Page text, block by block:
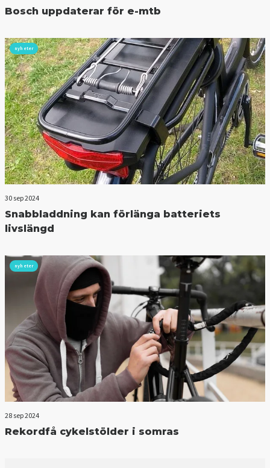
Bosch uppdaterar för e-mtb
nyheter
30 sep 2024
Snabbladdning kan förlänga batteriets
livslängd
nyheter
28 sep 2024
Rekordfå cykelstölder i somras